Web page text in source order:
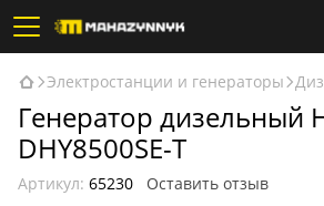
Электростанции и генераторы
Генератор дизельный
DHY8500SE-T
Артикул: 65230 Оставить отзыв